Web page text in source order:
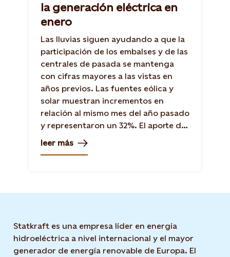
la generación eléctrica en
enero
Las lluvias siguen ayudando a que la
participación de los embalses y de las
centrales de pasada se mantenga
con cifras mayores a las vistas en
años previos. Las fuentes eólica y
solar muestran incrementos en
relación al mismo mes del año pasado
y representaron un 32%. El aporte de
las térmicas cayó 29,5%.
leer más
Statkraft es una empresa líder en energía
hidroeléctrica a nivel internacional y el mayor
generador de energía renovable de Europa. El